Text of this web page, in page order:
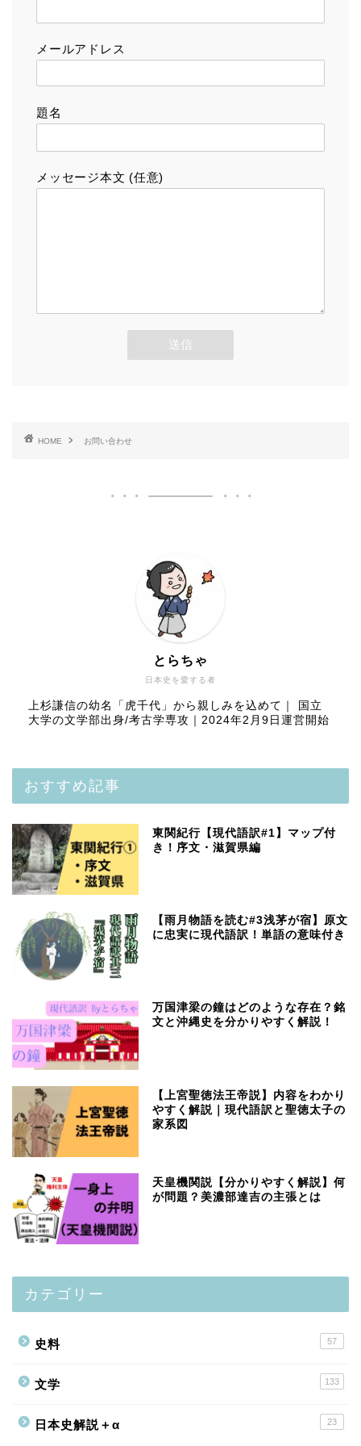
メールアドレス
題名
メッセージ本文 (任意)
HOME お問い合わせ
日本史を愛する者
とらちゃ
上杉謙信の幼名「虎千代」から親しみを込めて｜ 国立
大学の文学部出身/考古学専攻｜2024年2月9日運営開始
おすすめ記事
東関紀行【現代語訳#1】マップ付
き！序文・滋賀県編
【雨月物語を読む#3浅茅が宿】原文
に忠実に現代語訳！単語の意味付き
万国津梁の鐘はどのような存在？銘
文と沖縄史を分かりやすく解説！
【上宮聖徳法王帝説】内容をわかり
やすく解説｜現代語訳と聖徳太子の
家系図
天皇機関説【分かりやすく解説】何
が問題？美濃部達吉の主張とは
カテゴリー
史料 57
文学 133
日本史解説＋α 23